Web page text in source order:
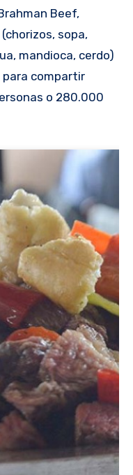
Beef,
sopa,
mandioca, cerdo)
para compartir
o 280.000